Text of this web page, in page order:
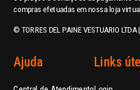
compras efetuadas em nossa loja
© TORRES DEL PAINE VESTUARIO
Ajuda Links